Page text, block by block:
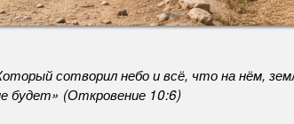
сотворил небо и всё, что на нём,
будет» (Откровение 10:6)